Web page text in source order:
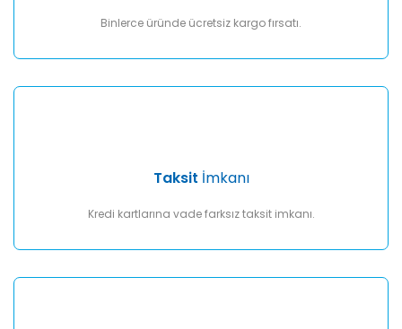
Binlerce üründe ücretsiz kargo fırsatı.
Taksit İmkanı
Kredi kartlarına vade farksız taksit imkanı.